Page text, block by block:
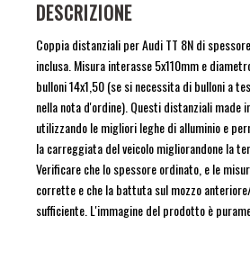
DESCRIZIONE
Coppia distanziali per Audi TT 8N di
inclusa. Misura interasse 5x110mm e
bulloni 14x1,50 (se si necessita di bulloni a
nella nota d'ordine). Questi distanziali made
utilizzando le migliori leghe di alluminio e
la carreggiata del veicolo migliorandone la
Verificare che lo spessore ordinato, e le
corrette e che la battuta sul mozzo
sufficiente. L'immagine del prodotto è